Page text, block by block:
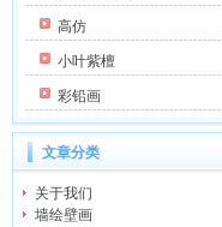
高仿
小叶紫檀
彩铅画
文章分类
关于我们
墙绘壁画